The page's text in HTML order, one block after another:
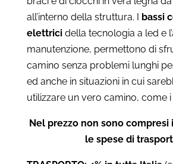
all’interno della struttura. I bassi
elettricidella tecnologia a led e
manutenzione, permettono di
camino senza problemi lunghi
ed anche in situazioni in cui
utilizzare un vero camino, come i
Nel prezzo non sono
le spese di